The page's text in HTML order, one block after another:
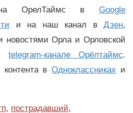
на ОрелТаймс в Google
и на наш канал вДзен,
новостями Орла и Орловской
telegram-канале Орёлтаймс.
контента вОдноклассниках и
, пострадавший,